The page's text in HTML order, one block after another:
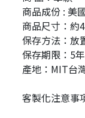
商品成份 : 美
商品尺寸：約
保存方法：放
保存期限：5年
產地：MIT台
客製化注意事